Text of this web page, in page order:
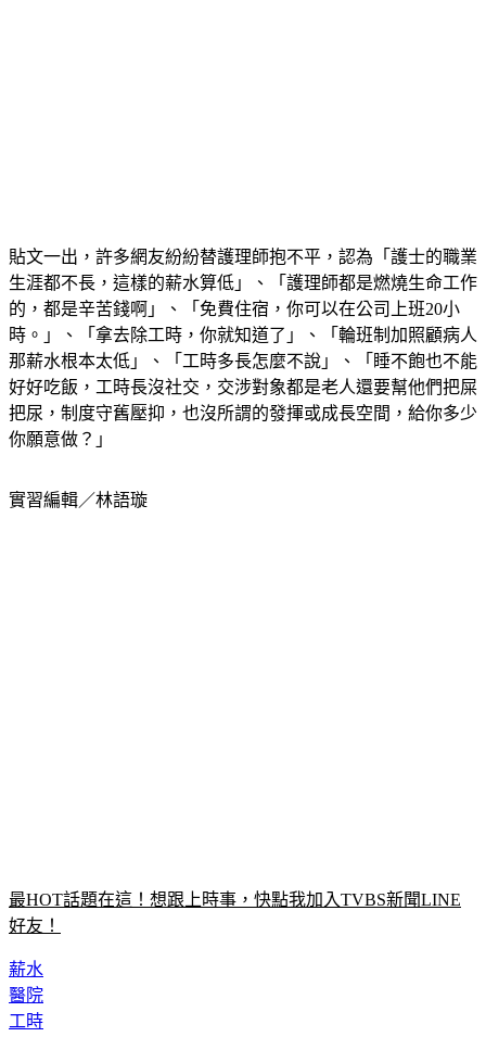
貼文一出，許多網友紛紛替護理師抱不平，認為「護士的職業
生涯都不長，這樣的薪水算低」、「護理師都是燃燒生命工作
的，都是辛苦錢啊」、「免費住宿，你可以在公司上班20小
時。」、「拿去除工時，你就知道了」、「輪班制加照顧病人
那薪水根本太低」、「工時多長怎麼不說」、「睡不飽也不能
好好吃飯，工時長沒社交，交涉對象都是老人還要幫他們把屎
把尿，制度守舊壓抑，也沒所謂的發揮或成長空間，給你多少
你願意做？」
實習編輯／林語璇
最HOT話題在這！想跟上時事，快點我加入TVBS新聞LINE
好友！
薪水
醫院
工時